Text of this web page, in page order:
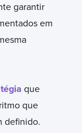
garantir
em
que
que
definido.